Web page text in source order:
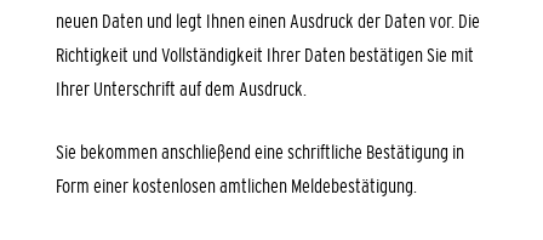
neuen Daten und legt Ihnen einen Ausdruck der Daten vor. Die
Richtigkeit und Vollständigkeit Ihrer Daten bestätigen Sie mit
Ihrer Unterschrift auf dem Ausdruck.
Sie bekommen anschließend eine schriftliche Bestätigung in
Form einer kostenlosen amtlichen Meldebestätigung.